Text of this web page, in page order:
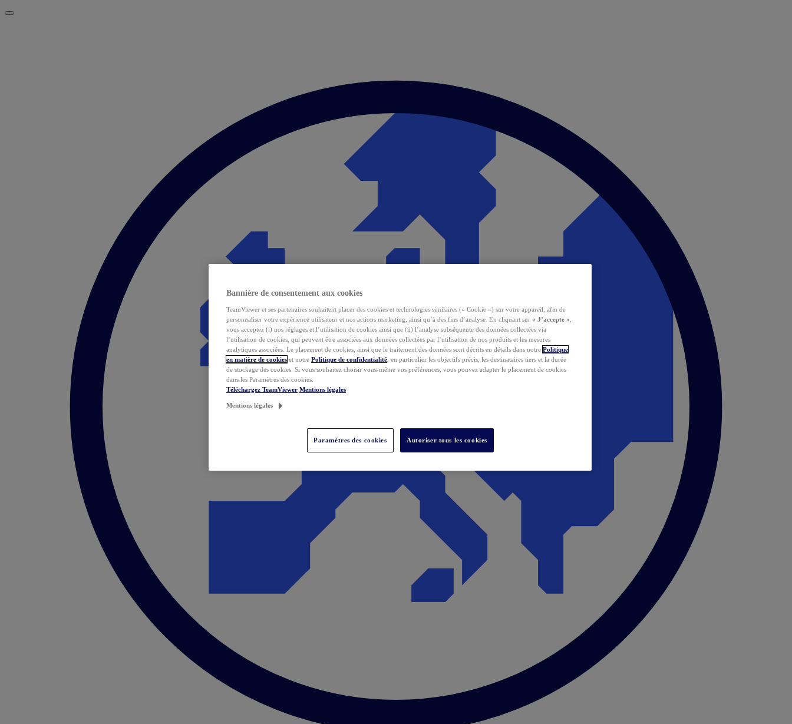
Bannière de consentement aux cookies
TeamViewer et ses partenaires souhaitent placer des cookies et technologies similaires (« Cookie ») sur votre appareil, afin de
personnaliser votre expérience utilisateur et nos actions marketing, ainsi qu’à des fins d’analyse. En cliquant sur « J’accepte »
vous acceptez (i) nos réglages et l’utilisation de cookies ainsi que (ii) l’analyse subséquente des données collectées via
l’utilisation de cookies, qui peuvent être associées aux données collectées par l’utilisation de nos produits et les mesures
analytiques associées. Le placement de cookies, ainsi que le traitement des données sont décrits en détails dans notre Politique
en matière de cookies et notre Politique de confidentialité , en particulier les objectifs précis, les destinataires tiers et la durée
de stockage des cookies. Si vous souhaitez choisir vous-même vos préférences, vous pouvez adapter le placement de cookies
dans les Paramètres des cookies.
Téléchargez TeamViewer Mentions légales
Mentions légales
Paramètres des cookies Autoriser tous les cookies